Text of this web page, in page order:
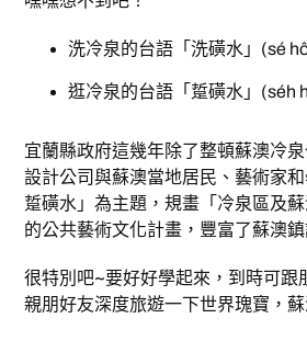
洗冷泉的台語「洗磺水」(sé
逛冷泉的台語「踅磺水」(séh
宜蘭縣政府這幾年除了整頓蘇澳冷
設計公司與蘇澳當地居民、藝術家
踅磺水」為主題，規畫「冷泉區及
的公共藝術文化計畫，豐富了蘇澳鎮
很特別吧~要好好學起來，到時可跟
親朋好友深度旅遊一下世界瑰寶，蘇